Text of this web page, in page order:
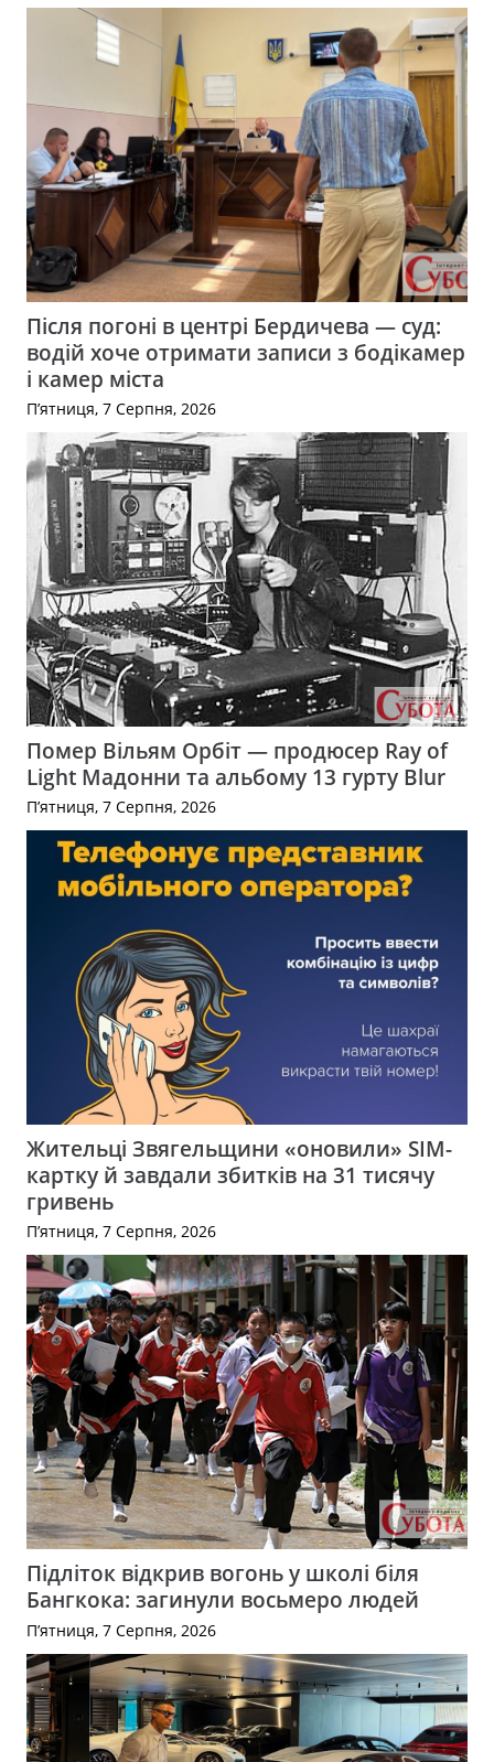
Після погоні в центрі Бердичева — суд:
водій хоче отримати записи з бодікамер
і камер міста
П’ятниця, 7 Серпня, 2026
Помер Вільям Орбіт — продюсер Ray of
Light Мадонни та альбому 13 гурту Blur
П’ятниця, 7 Серпня, 2026
Жительці Звягельщини «оновили» SIM-
картку й завдали збитків на 31 тисячу
гривень
П’ятниця, 7 Серпня, 2026
Підліток відкрив вогонь у школі біля
Бангкока: загинули восьмеро людей
П’ятниця, 7 Серпня, 2026